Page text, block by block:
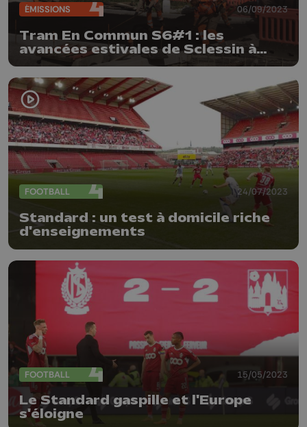
ÉMISSIONS 06/09/2023
Tram En Commun S6#1 : les
avancées estivales de Sclessin à
Opéra
FOOTBALL 24/07/2023
Standard : un test à domicile riche
d'enseignements
FOOTBALL 15/05/2023
Le Standard gaspille et l'Europe
s'éloigne